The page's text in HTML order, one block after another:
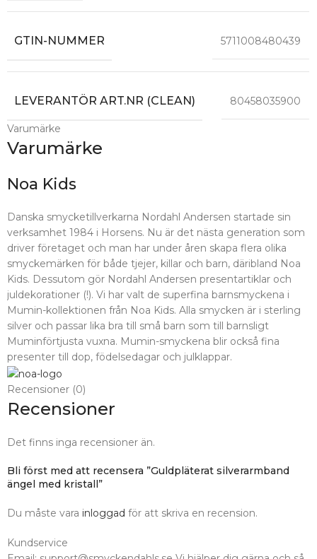
GTIN-NUMMER 5711008480439
LEVERANTÖR ART.NR (CLEAN) 80458035900
Varumärke
Varumärke
Noa Kids
Danska smycketillverkarna Nordahl Andersen startade sin
verksamhet 1984 i Horsens. Nu är det nästa generation som
driver företaget och man har under åren skapa flera olika
smyckemärken för både tjejer, killar och barn, däribland Noa
Kids. Dessutom gör Nordahl Andersen presentartiklar och
juldekorationer (!). Vi har valt de superfina barnsmyckena i
Mumin-kollektionen från Noa Kids. Alla smycken är i sterling
silver och passar lika bra till små barn som till barnsligt
Muminförtjusta vuxna. Mumin-smyckena blir också fina
presenter till dop, födelsedagar och julklappar.
Recensioner (0)
Recensioner
Det finns inga recensioner än.
Bli först med att recensera ”Guldpläterat silverarmband
ängel med kristall”
Du måste vara inloggad för att skriva en recension.
Kundservice